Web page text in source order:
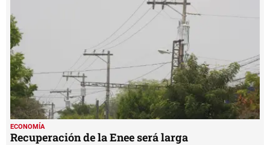
ECONOMÍA
Recuperación de la Enee será larga